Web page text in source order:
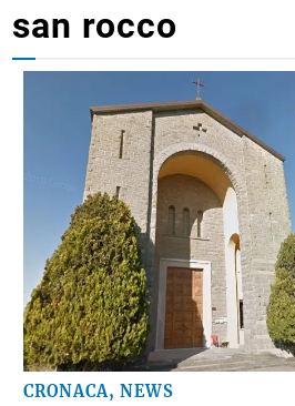
san rocco
CRONACA, NEWS